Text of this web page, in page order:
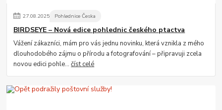
27.08.2025 Pohlednice Česka
BIRDSEYE – Nová edice pohlednic českého ptactva
Vážení zákazníci, mám pro vás jednu novinku, která vznikla z mého
dlouhodobého zájmu o přírodu a fotografování – připravuji zcela
novou edici pohle...číst celé